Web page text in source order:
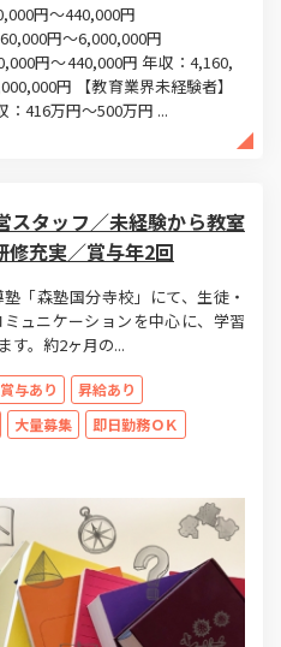
円～440,000円
円～6,000,000円
円～440,000円 年収：4,160,
円 【教育業界未経験者】
：416万円～500万円 ...
スタッフ／未経験から教室
修充実／賞与年2回
「森塾国分寺校」にて、生徒・
ュニケーションを中心に、学習
す。約2ヶ月の...
賞与あり
昇給あり
大量募集
即日勤務ＯＫ